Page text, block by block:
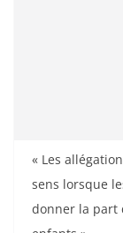
« Les
sens lorsque
donner la part